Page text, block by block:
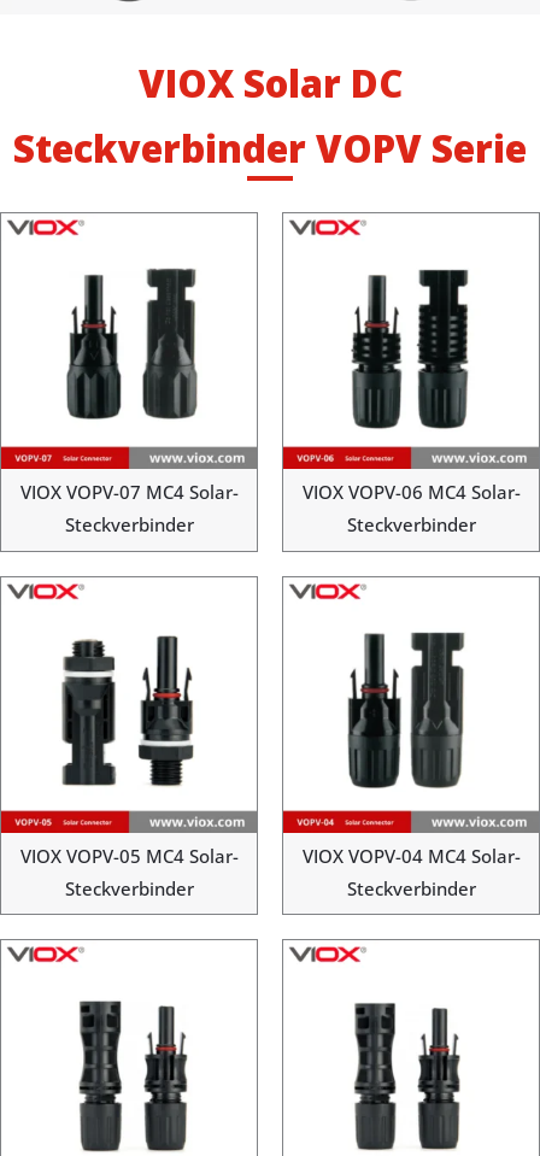
VIOX Solar DC
Steckverbinder VOPV Serie
VIOX VOPV-07 MC4 Solar-
Steckverbinder
VIOX VOPV-06 MC4 Solar-
Steckverbinder
VIOX VOPV-05 MC4 Solar-
Steckverbinder
VIOX VOPV-04 MC4 Solar-
Steckverbinder